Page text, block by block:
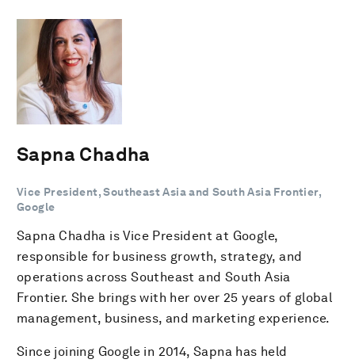
Sapna Chadha
Vice President, Southeast Asia and South Asia Frontier,
Google
Sapna Chadha is Vice President at Google,
responsible for business growth, strategy, and
operations across Southeast and South Asia
Frontier. She brings with her over 25 years of global
management, business, and marketing experience.
Since joining Google in 2014, Sapna has held